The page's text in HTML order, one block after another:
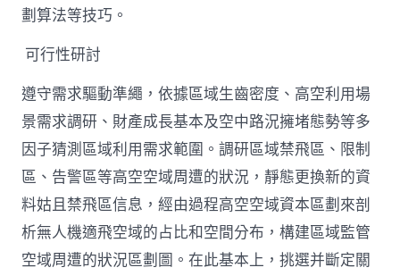
劃算法等技巧。
可行性研討
遵守需求驅動準繩，依據區域生齒密度、高空利用場
景需求調研、財產成長基本及空中路況擁堵態勢等多
因子猜測區域利用需求範圍。調研區域禁飛區、限制
區、告警區等高空空域周遭的狀況，靜態更換新的資
料姑且禁飛區信息，經由過程高空空域資本區劃來剖
析無人機適飛空域的占比和空間分布，構建區域監管
空域周遭的狀況區劃圖。在此基本上，挑選并斷定關